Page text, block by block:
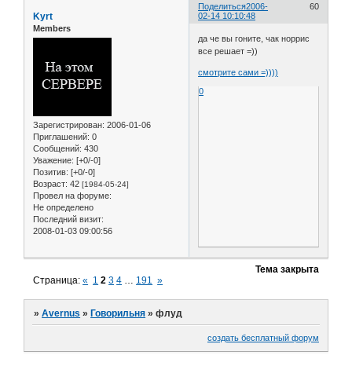
Поделиться 60
2006-
02-14 10:10:48
Kyrt
Members
Зарегистрирован: 2006-01-06
Приглашений: 0
Сообщений: 430
Уважение: [+0/-0]
Позитив: [+0/-0]
Возраст: 42 [1984-05-24]
Провел на форуме:
Не определено
Последний визит:
2008-01-03 09:00:56
да че вы гоните, чак норрис
все решает =))
смотрите сами =))))
0
Тема закрыта
Страница:« 1 2 3 4 … 191 »
»Avernus »Говорильня »флуд
создать бесплатный форум